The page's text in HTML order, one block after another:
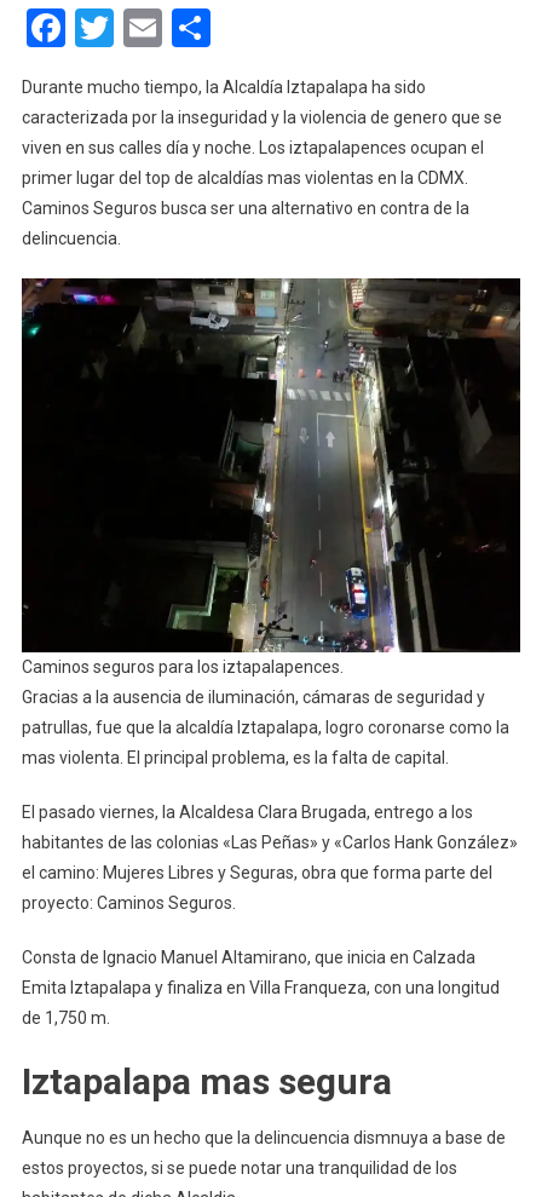
Facebook
Twitter
EmailCompartir
Durante mucho tiempo, la Alcaldía Iztapalapa ha sido
caracterizada por la inseguridad y la violencia de genero que se
viven en sus calles día y noche. Los iztapalapences ocupan el
primer lugar del top de alcaldías mas violentas en la CDMX.
Caminos Seguros busca ser una alternativo en contra de la
delincuencia.
Caminos seguros para los iztapalapences.
Gracias a la ausencia de iluminación, cámaras de seguridad y
patrullas, fue que la alcaldía Iztapalapa, logro coronarse como la
mas violenta. El principal problema, es la falta de capital.
El pasado viernes, la Alcaldesa Clara Brugada, entrego a los
habitantes de las colonias «Las Peñas» y «Carlos Hank González»
el camino: Mujeres Libres y Seguras, obra que forma parte del
proyecto: Caminos Seguros.
Consta de Ignacio Manuel Altamirano, que inicia en Calzada
Emita Iztapalapa y finaliza en Villa Franqueza, con una longitud
de 1,750 m.
Iztapalapa mas segura
Aunque no es un hecho que la delincuencia dismnuya a base de
estos proyectos, si se puede notar una tranquilidad de los